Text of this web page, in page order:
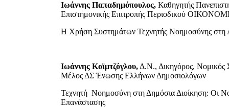
Ιωάννης Παπαδημόπουλος, Καθηγητής
Επιστημονικής Επιτροπής Περιοδικού
Η Χρήση Συστημάτων Τεχνητής Νοημοσύνης στη
Ιωάννης Κοϊμτζόγλου, Δ.Ν., Δικηγόρος,
Μέλος ΔΣ Ένωσης Ελλήνων Δημοσιολόγων
Τεχνητή Νοημοσύνη στη Δημόσια Διοίκηση: Οι
Επανάστασης